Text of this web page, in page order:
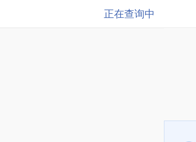
正在查询中